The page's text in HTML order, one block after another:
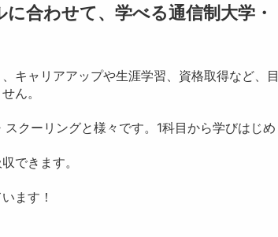
合わせて、学べる通信制大学・
キャリアアップや生涯学習、資格取得など、目
ん。
クーリングと様々です。1科目から学びはじめ
できます。
ます！